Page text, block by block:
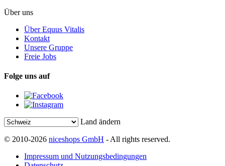
Über uns
Über Equus Vitalis
Kontakt
Unsere Gruppe
Freie Jobs
Folge uns auf
Land ändern
© 2010-2026 niceshops GmbH - All rights reserved.
Impressum und Nutzungsbedingungen